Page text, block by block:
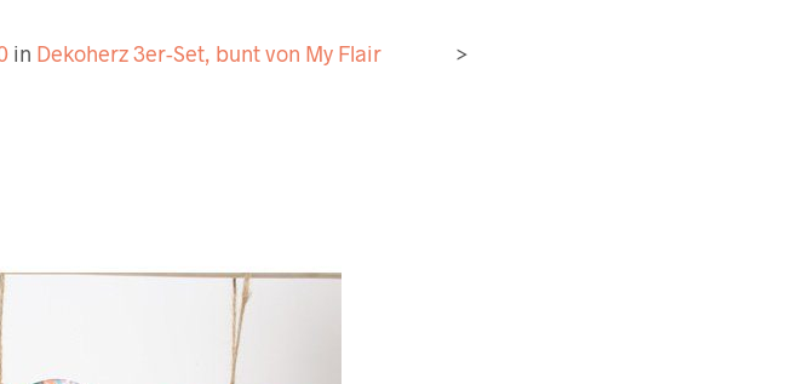
in Dekoherz 3er-Set, bunt von My Flair >